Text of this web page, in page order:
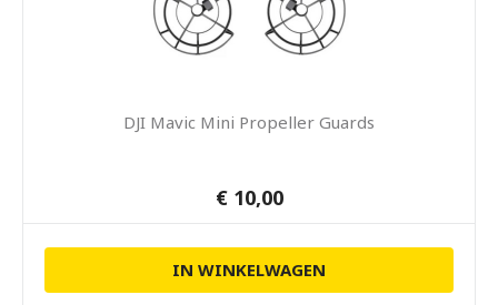
DJI Mavic Mini Propeller Guards
€ 10,00
IN WINKELWAGEN